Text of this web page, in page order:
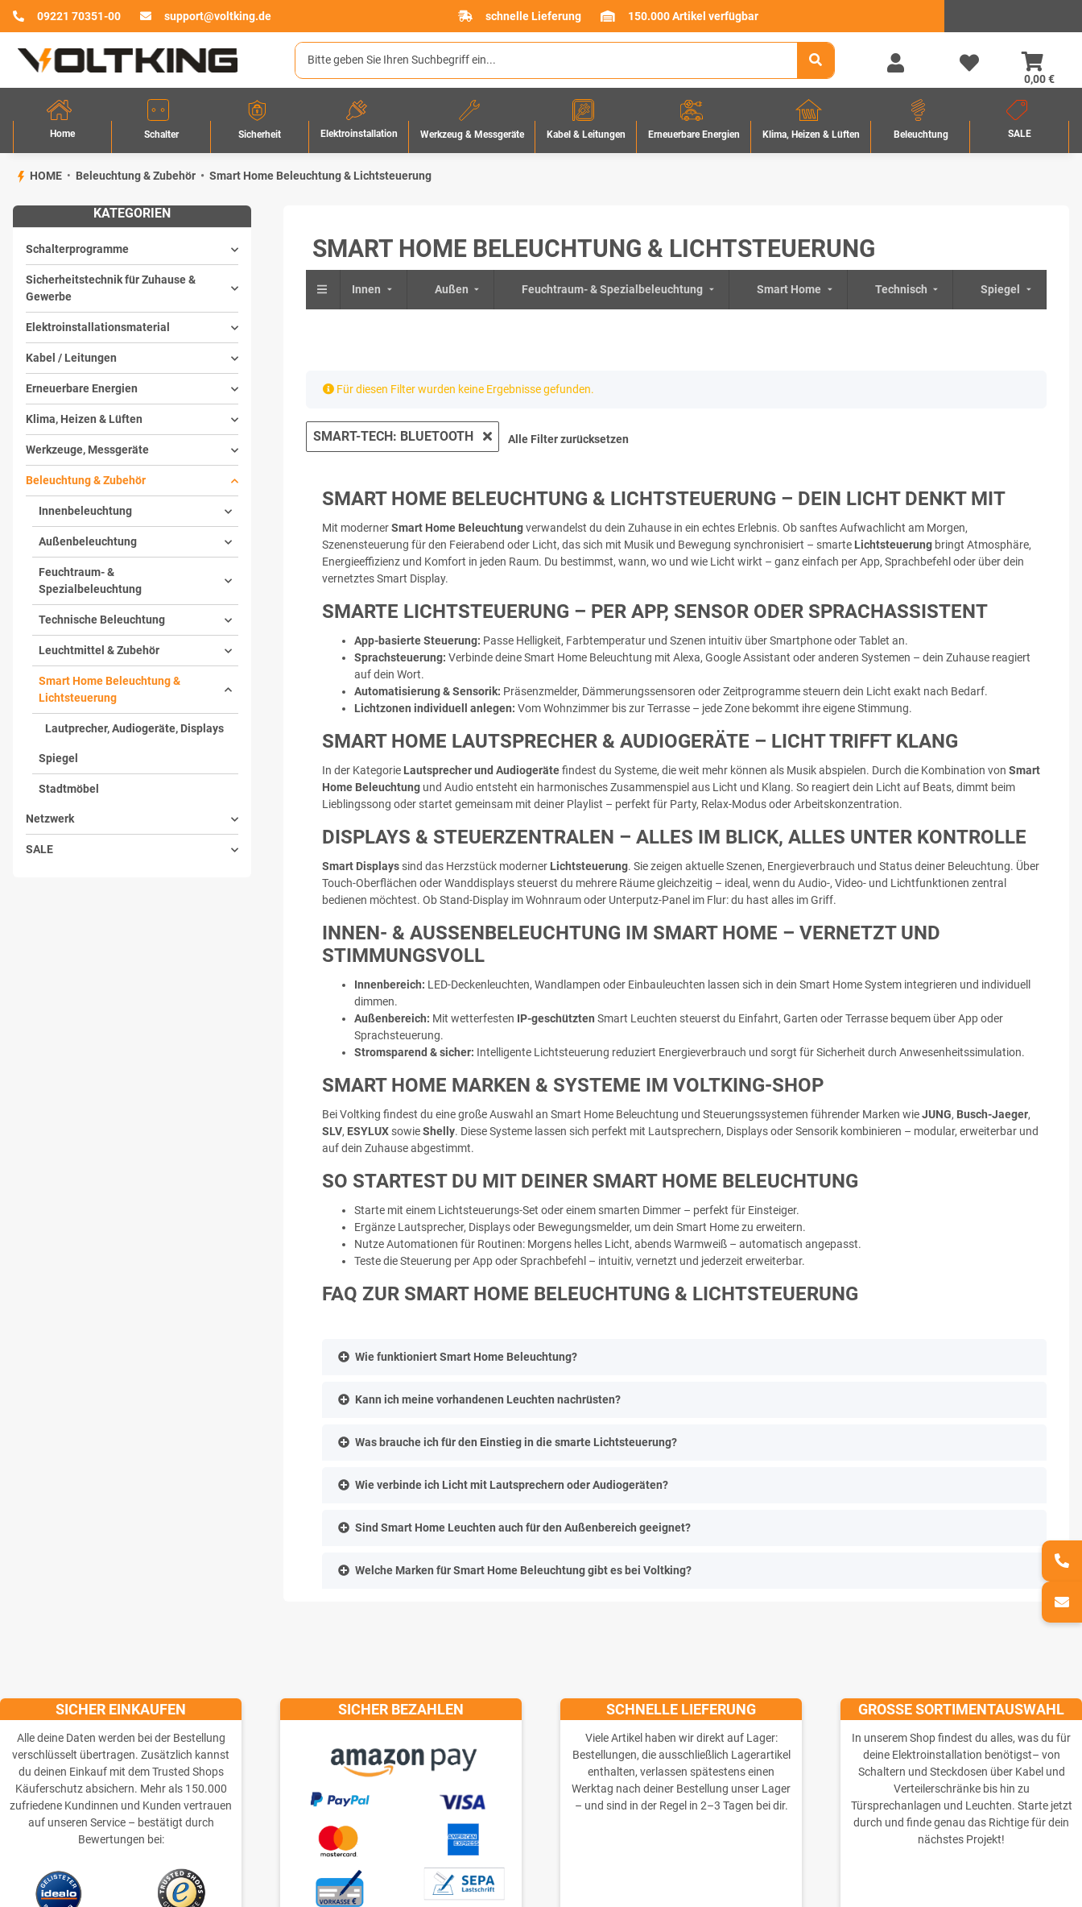
09221 70351-00 support@voltking.de schnelle Lieferung 150.000 Artikel verfügbar
0,00 €
Home Schalter Sicherheit Elektroinstallation Werkzeug & Messgeräte Kabel & Leitungen Erneuerbare Energien Klima, Heizen & Lüften Beleuchtung SALE
HOME Beleuchtung & Zubehör Smart Home Beleuchtung & Lichtsteuerung
SMART HOME BELEUCHTUNG & LICHTSTEUERUNG
Innen Außen Feuchtraum- & Spezialbeleuchtung Smart Home Technisch Spiegel
x Für diesen Filter wurden keine Ergebnisse gefunden.
SMART-TECH: BLUETOOTH Alle Filter zurücksetzen
SMART HOME BELEUCHTUNG & LICHTSTEUERUNG – DEIN LICHT DENKT MIT
Mit modernerSmart Home Beleuchtungverwandelst du dein Zuhause in ein echtes Erlebnis. Ob sanftes Aufwachlicht am Morgen,
Szenensteuerung für den Feierabend oder Licht, das sich mit Musik und Bewegung synchronisiert – smarte Lichtsteuerung bringt Atmosphäre,
Energieeffizienz und Komfort in jeden Raum. Du bestimmst, wann, wo und wie Licht wirkt – ganz einfach per App, Sprachbefehl oder über dein
vernetztes Smart Display.
SMARTE LICHTSTEUERUNG – PER APP, SENSOR ODER SPRACHASSISTENT
App-basierte Steuerung: Passe Helligkeit, Farbtemperatur und Szenen intuitiv über Smartphone oder Tablet an.
Sprachsteuerung: Verbinde deine Smart Home Beleuchtung mit Alexa, Google Assistant oder anderen Systemen – dein Zuhause reagiert
auf dein Wort.
Automatisierung & Sensorik: Präsenzmelder, Dämmerungssensoren oder Zeitprogramme steuern dein Licht exakt nach Bedarf.
Lichtzonen individuell anlegen: Vom Wohnzimmer bis zur Terrasse – jede Zone bekommt ihre eigene Stimmung.
SMART HOME LAUTSPRECHER & AUDIOGERÄTE – LICHT TRIFFT KLANG
In der Kategorie Lautsprecher und Audiogerätefindest du Systeme, die weit mehr können als Musik abspielen. Durch die Kombination von Smart
Home Beleuchtung und Audio entsteht ein harmonisches Zusammenspiel aus Licht und Klang. So reagiert dein Licht auf Beats, dimmt beim
Lieblingssong oder startet gemeinsam mit deiner Playlist – perfekt für Party, Relax-Modus oder Arbeitskonzentration.
DISPLAYS & STEUERZENTRALEN – ALLES IM BLICK, ALLES UNTER KONTROLLE
Smart Displays sind das Herzstück moderner Lichtsteuerung. Sie zeigen aktuelle Szenen, Energieverbrauch und Status deiner Beleuchtung. Über
Touch-Oberflächen oder Wanddisplays steuerst du mehrere Räume gleichzeitig – ideal, wenn du Audio-, Video- und Lichtfunktionen zentral
bedienen möchtest. Ob Stand-Display im Wohnraum oder Unterputz-Panel im Flur: du hast alles im Griff.
INNEN- & AUSSENBELEUCHTUNG IM SMART HOME – VERNETZT UND S
TIMMUNGSVOLL
Innenbereich: LED-Deckenleuchten, Wandlampen oder Einbauleuchten lassen sich in dein Smart Home System integrieren und individuell
dimmen.
Außenbereich: Mit wetterfesten IP-geschützten Smart Leuchten steuerst du Einfahrt, Garten oder Terrasse bequem über App oder
Sprachsteuerung.
Stromsparend & sicher: Intelligente Lichtsteuerung reduziert Energieverbrauch und sorgt für Sicherheit durch Anwesenheitssimulation.
SMART HOME MARKEN & SYSTEME IM VOLTKING-SHOP
Bei Voltking findest du eine große Auswahl an Smart Home Beleuchtung und Steuerungssystemen führender Marken wieJUNG, Busch-Jaeger,
SLV, ESYLUX sowieShelly. Diese Systeme lassen sich perfekt mit Lautsprechern, Displays oder Sensorik kombinieren – modular, erweiterbar und
auf dein Zuhause abgestimmt.
SO STARTEST DU MIT DEINER SMART HOME BELEUCHTUNG
Starte mit einem Lichtsteuerungs-Set oder einem smarten Dimmer – perfekt für Einsteiger.
Ergänze Lautsprecher, Displays oder Bewegungsmelder, um dein Smart Home zu erweitern.
Nutze Automationen für Routinen: Morgens helles Licht, abends Warmweiß – automatisch angepasst.
Teste die Steuerung per App oder Sprachbefehl – intuitiv, vernetzt und jederzeit erweiterbar.
FAQ ZUR SMART HOME BELEUCHTUNG & LICHTSTEUERUNG
Wie funktioniert Smart Home Beleuchtung?
Kann ich meine vorhandenen Leuchten nachrüsten?
Was brauche ich für den Einstieg in die smarte Lichtsteuerung?
Wie verbinde ich Licht mit Lautsprechern oder Audiogeräten?
Sind Smart Home Leuchten auch für den Außenbereich geeignet?
Welche Marken für Smart Home Beleuchtung gibt es bei Voltking?
KATEGORIEN
Schalterprogramme
Sicherheitstechnik für Zuhause &
Gewerbe
Elektroinstallationsmaterial
Kabel / Leitungen
Erneuerbare Energien
Klima, Heizen & Lüften
Werkzeuge, Messgeräte
Beleuchtung & Zubehör
Innenbeleuchtung
Außenbeleuchtung
Feuchtraum- &
Spezialbeleuchtung
Technische Beleuchtung
Leuchtmittel & Zubehör
Smart Home Beleuchtung &
Lichtsteuerung
Lautprecher, Audiogeräte, Displays
Spiegel
Stadtmöbel
Netzwerk
SALE
SICHER EINKAUFEN
Alle deine Daten werden bei der Bestellung
verschlüsselt übertragen. Zusätzlich kannst
du deinen Einkauf mit dem Trusted Shops
Käuferschutz absichern. Mehr als 150.000
zufriedene Kundinnen und Kunden vertrauen
auf unseren Service – bestätigt durch
Bewertungen bei:
SICHER BEZAHLEN SCHNELLE LIEFERUNG
Viele Artikel haben wir direkt auf Lager:
Bestellungen, die ausschließlich Lagerartikel
enthalten, verlassen spätestens einen
Werktag nach deiner Bestellung unser Lager
– und sind in der Regel in 2–3 Tagen bei dir.
GROSSE SORTIMENTAUSWAHL
In unserem Shop findest du alles, was du für
deine Elektroinstallation benötigst– von
Schaltern und Steckdosen über Kabel und
Verteilerschränke bis hin zu
Türsprechanlagen und Leuchten. Starte jetzt
durch und finde genau das Richtige für dein
nächstes Projekt!